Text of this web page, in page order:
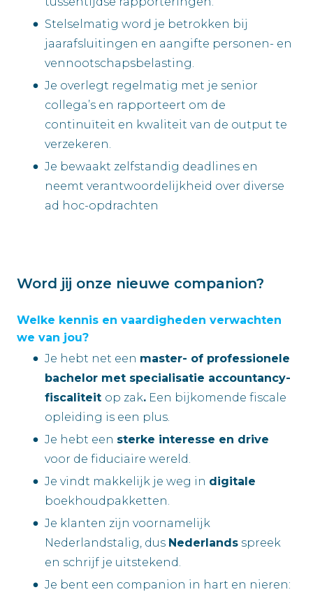
Stelselmatig word je betrokken bij
jaarafsluitingen en aangifte personen- en
vennootschapsbelasting.
Je overlegt regelmatig met je senior
collega’s en rapporteert om de
continuïteit en kwaliteit van de output te
verzekeren.
Je bewaakt zelfstandig deadlines en
neemt verantwoordelijkheid over diverse
ad hoc-opdrachten
Word jij onze nieuwe companion?
Welke kennis en vaardigheden verwachten
we van jou?
Je hebt net een master- of professionele
bachelor met specialisatie accountancy-
fiscaliteit op zak. Een bijkomende fiscale
opleiding is een plus.
Je hebt een sterke interesse en drive
voor de fiduciaire wereld.
Je vindt makkelijk je weg in digitale
boekhoudpakketten.
Je klanten zijn voornamelijk
Nederlandstalig, dus Nederlands spreek
en schrijf je uitstekend.
Je bent een companion in hart en nieren: